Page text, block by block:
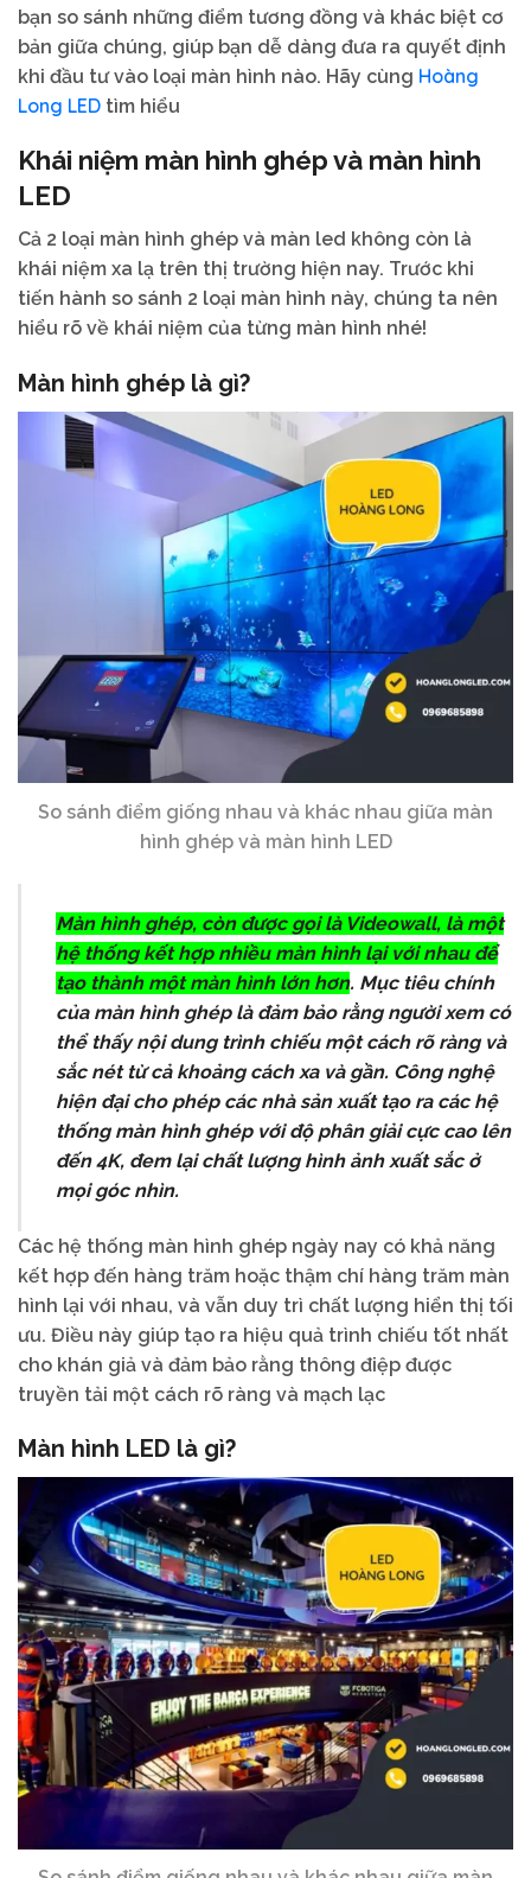
bạn so sánh những điểm tương đồng và khác biệt cơ
bản giữa chúng, giúp bạn dễ dàng đưa ra quyết định
khi đầu tư vào loại màn hình nào. Hãy cùng Hoàng
Long LED tìm hiểu
Khái niệm màn hình ghép và màn hình
LED
Cả 2 loại màn hình ghép và màn led không còn là
khái niệm xa lạ trên thị trường hiện nay. Trước khi
tiến hành so sánh 2 loại màn hình này, chúng ta nên
hiểu rõ về khái niệm của từng màn hình nhé!
Màn hình ghép là gì?
So sánh điểm giống nhau và khác nhau giữa màn
hình ghép và màn hình LED
Màn hình ghép, còn được gọi là Videowall, là một
hệ thống kết hợp nhiều màn hình lại với nhau để
tạo thành một màn hình lớn hơn. Mục tiêu chính
của màn hình ghép là đảm bảo rằng người xem có
thể thấy nội dung trình chiếu một cách rõ ràng và
sắc nét từ cả khoảng cách xa và gần. Công nghệ
hiện đại cho phép các nhà sản xuất tạo ra các hệ
thống màn hình ghép với độ phân giải cực cao lên
đến 4K, đem lại chất lượng hình ảnh xuất sắc ở
mọi góc nhìn.
Các hệ thống màn hình ghép ngày nay có khả năng
kết hợp đến hàng trăm hoặc thậm chí hàng trăm màn
hình lại với nhau, và vẫn duy trì chất lượng hiển thị tối
ưu. Điều này giúp tạo ra hiệu quả trình chiếu tốt nhất
cho khán giả và đảm bảo rằng thông điệp được
truyền tải một cách rõ ràng và mạch lạc
Màn hình LED là gì?